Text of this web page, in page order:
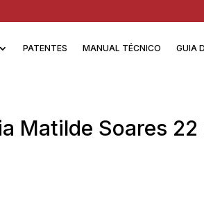
PATENTES MANUAL TÉCNICO GUIA
Matilde Soares